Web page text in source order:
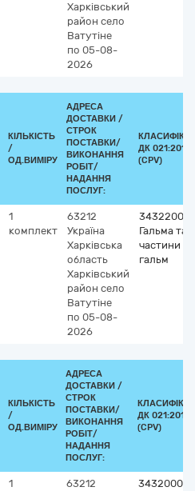
Харківський
район село
Ватутіне
по 05-08-
2026
КІЛЬКІСТЬ
/
ОД.ВИМІРУ
АДРЕСА
ДОСТАВКИ /
СТРОК
ПОСТАВКИ/
ВИКОНАННЯ
РОБІТ/
НАДАННЯ
ПОСЛУГ:
ДК 021:2015
(CPV)
1
комплект
63212
Україна
Харківська
область
Харківський
район село
Ватутіне
по 05-08-
2026
Гальма та
частини
гальм
КІЛЬКІСТЬ
/
ОД.ВИМІРУ
АДРЕСА
ДОСТАВКИ /
СТРОК
ПОСТАВКИ/
ВИКОНАННЯ
РОБІТ/
НАДАННЯ
ПОСЛУГ:
ДК 021:2015
(CPV)
1
63212